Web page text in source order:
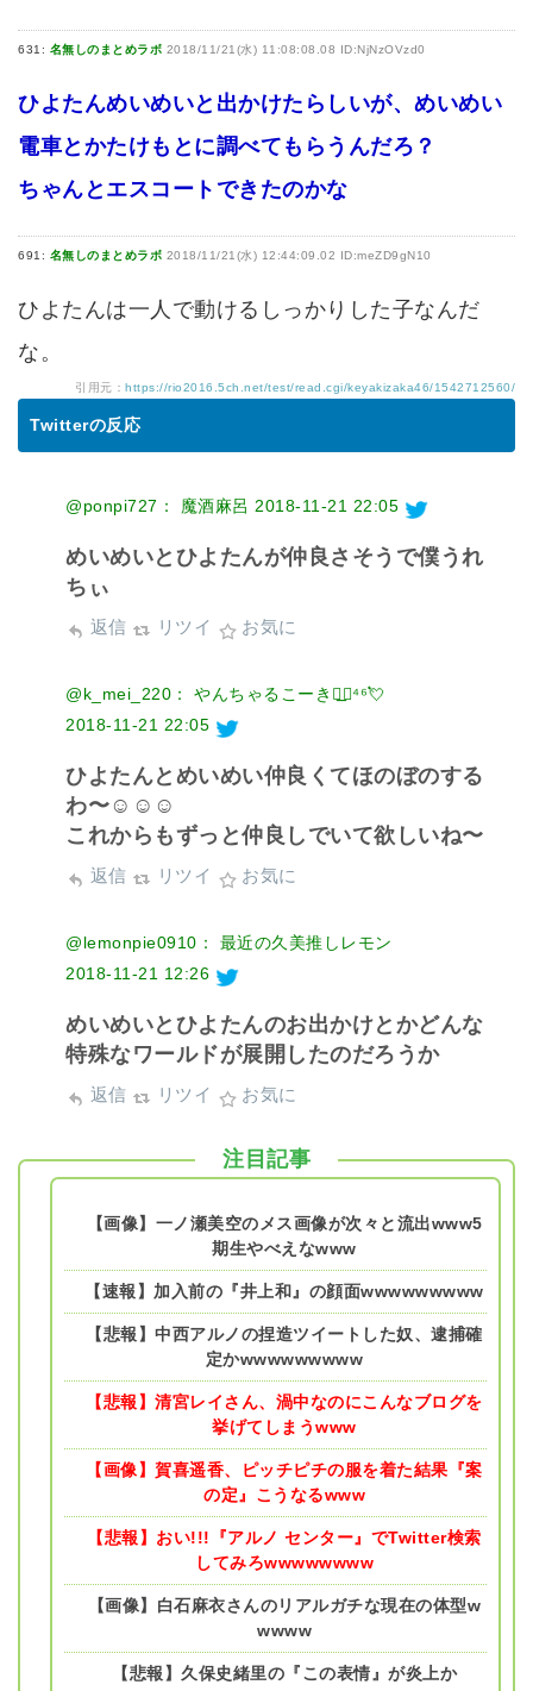
631: 名無しのまとめラボ 2018/11/21(水) 11:08:08.08 ID:NjNzOVzd0
ひよたんめいめいと出かけたらしいが、めいめい
電車とかたけもとに調べてもらうんだろ？
ちゃんとエスコートできたのかな
691: 名無しのまとめラボ 2018/11/21(水) 12:44:09.02 ID:meZD9gN10
ひよたんは一人で動けるしっかりした子なんだ
な。
引用元： https://rio2016.5ch.net/test/read.cgi/keyakizaka46/1542712560/
Twitterの反応
@ponpi727： 魔酒麻呂 2018-11-21 22:05
めいめいとひよたんが仲良さそうで僕うれ
ちぃ
返信 リツイ お気に
@k_mei_220： やんちゃるこーき◢͟￨⁴⁶💘
2018-11-21 22:05
ひよたんとめいめい仲良くてほのぼのする
わ〜☺️☺️☺️
これからもずっと仲良しでいて欲しいね〜
返信 リツイ お気に
@lemonpie0910： 最近の久美推しレモン
2018-11-21 12:26
めいめいとひよたんのお出かけとかどんな
特殊なワールドが展開したのだろうか
返信 リツイ お気に
注目記事
【画像】一ノ瀬美空のメス画像が次々と流出www5
期生やべえなwww
【速報】加入前の『井上和』の顔面wwwwwwwww
【悲報】中西アルノの捏造ツイートした奴、逮捕確
定かwwwwwwwww
【悲報】清宮レイさん、渦中なのにこんなブログを
挙げてしまうwww
【画像】賀喜遥香、ピッチピチの服を着た結果『案
の定』こうなるwww
【悲報】おい!!!『アルノ センター』でTwitter検索
してみろwwwwwwww
【画像】白石麻衣さんのリアルガチな現在の体型w
wwww
【悲報】久保史緒里の『この表情』が炎上か